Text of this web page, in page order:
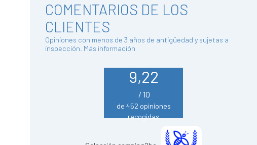
COMENTARIOS DE LOS
CLIENTES
Opiniones con menos de 3 años de antigüedad y sujetas a
inspección. Más información
9,22
/ 10
de 452 opiniones
recogidas